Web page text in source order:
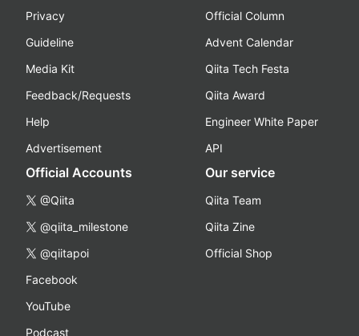
Privacy
Guideline
Media Kit
Feedback/Requests
Help
Advertisement
Official Column
Advent Calendar
Qiita Tech Festa
Qiita Award
Engineer White Paper
API
Official Accounts
@Qiita
@qiita_milestone
@qiitapoi
Facebook
YouTube
Podcast
Our service
Qiita Team
Qiita Zine
Official Shop